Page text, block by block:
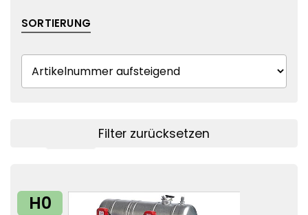
SORTIERUNG
Filter anzeigen
Filter zurücksetzen
H0